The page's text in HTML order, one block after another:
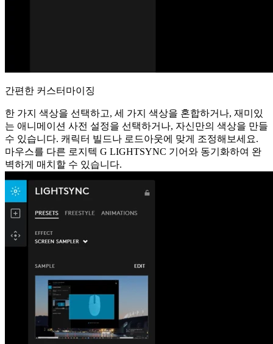
간편한 커스터마이징
한 가지 색상을 선택하고, 세 가지 색상을 혼합하거나, 재미있
는 애니메이션 사전 설정을 선택하거나, 자신만의 색상을 만들
수 있습니다. 캐릭터 빌드나 로드아웃에 맞게 조정해보세요.
마우스를 다른 로지텍 G LIGHTSYNC 기어와 동기화하여 완
벽하게 매치할 수 있습니다.